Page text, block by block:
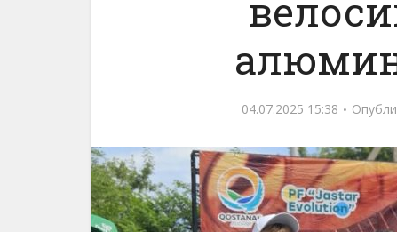
04.07.2025 15:38